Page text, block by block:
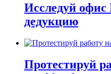
Исследуй
дедукцию
Протестируй